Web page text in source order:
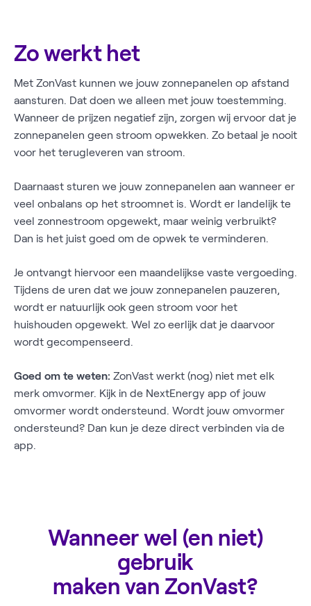
Zo werkt het
Met ZonVast kunnen we jouw zonnepanelen op afstand
aansturen. Dat doen we alleen met jouw toestemming.
Wanneer de prijzen negatief zijn, zorgen wij ervoor dat je
zonnepanelen geen stroom opwekken. Zo betaal je nooit
voor het terugleveren van stroom.
Daarnaast sturen we jouw zonnepanelen aan wanneer er
veel onbalans op het stroomnet is. Wordt er landelijk te
veel zonnestroom opgewekt, maar weinig verbruikt?
Dan is het juist goed om de opwek te verminderen.
Je ontvangt hiervoor een maandelijkse vaste vergoeding.
Tijdens de uren dat we jouw zonnepanelen pauzeren,
wordt er natuurlijk ook geen stroom voor het
huishouden opgewekt. Wel zo eerlijk dat je daarvoor
wordt gecompenseerd.
Goed om te weten: ZonVast werkt (nog) niet met elk
merk omvormer. Kijk in de NextEnergy app of jouw
omvormer wordt ondersteund. Wordt jouw omvormer
ondersteund? Dan kun je deze direct verbinden via de
app.
Wanneer wel (en niet)
gebruik
maken van ZonVast?